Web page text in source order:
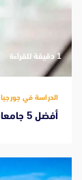
‫1 دقيقة للقراءة
الدراسة في جورجيا
أفضل 5 جامعات لدراسة الطب في جورجيا